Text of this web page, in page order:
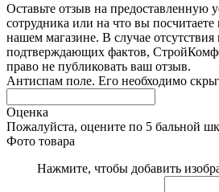
Оставьте отзыв на предоставленную
сотрудника или на что вы
нашем магазине. В случае отсутствия
подтверждающих фактов,
право не публиковать ваш отзыв.
Антиспам поле. Его необходимо
Оценка
Пожалуйста, оцените по 5 бальной
Фото товара
Нажмите, чтобы добавить